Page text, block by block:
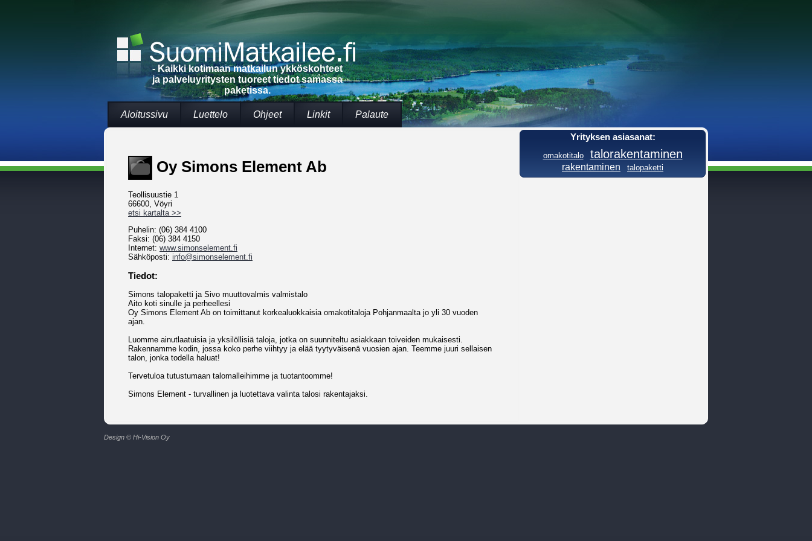
- Kaikki kotimaan matkailun ykköskohteet
ja palveluyritysten tuoreet tiedot samassa
paketissa.
Aloitussivu Luettelo Ohjeet Linkit Palaute
Oy Simons Element Ab
Teollisuustie 1
66600, Vöyri
etsi kartalta >>
Puhelin: (06) 384 4100
Faksi: (06) 384 4150
Internet: www.simonselement.fi
Sähköposti: info@simonselement.fi
Tiedot:
Simons talopaketti ja Sivo muuttovalmis valmistalo
Aito koti sinulle ja perheellesi
Oy Simons Element Ab on toimittanut korkealuokkaisia omakotitaloja Pohjanmaalta jo yli 30 vuoden
ajan.
Luomme ainutlaatuisia ja yksilöllisiä taloja, jotka on suunniteltu asiakkaan toiveiden mukaisesti.
Rakennamme kodin, jossa koko perhe viihtyy ja elää tyytyväisenä vuosien ajan. Teemme juuri sellaisen
talon, jonka todella haluat!
Tervetuloa tutustumaan talomalleihimme ja tuotantoomme!
Simons Element - turvallinen ja luotettava valinta talosi rakentajaksi.
Yrityksen asiasanat:
omakotitalo talorakentaminen
rakentaminen talopaketti
Design © Hi-Vision Oy